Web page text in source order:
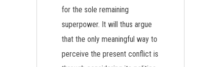
for the sole remaining
superpower. It will thus argue
that the only meaningful way to
perceive the present conflict is